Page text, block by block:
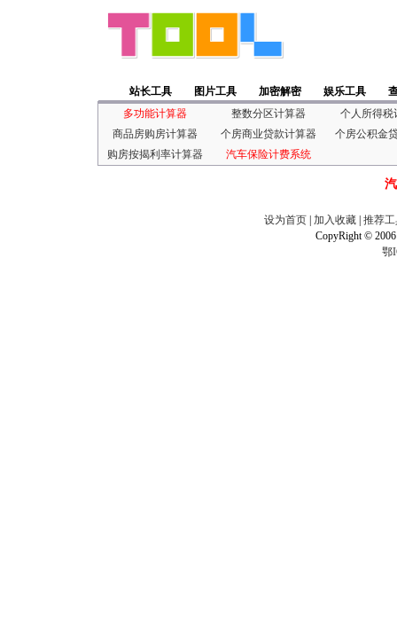
站长工具 图片工具 加密解密 娱乐工具
多功能计算器
整数分区计算器
个人所得税
商品房购房计算器
个房商业贷款计算器
个房公积金
购房按揭利率计算器
汽车保险计费系统
设为首页 加入收藏 推荐
CopyRight ©
鄂